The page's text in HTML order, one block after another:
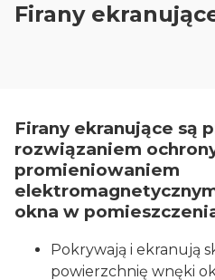
Firany
Firany ekranujące są
rozwiązaniem
promieniowaniem
okna w
Pokrywają i ekranują
powierzchnię wnęki